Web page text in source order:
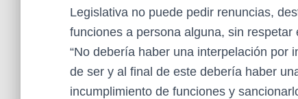
Legislativa no puede pedir renuncias,
funciones a persona alguna, sin respetar
“No debería haber una interpelación por
de ser y al final de este debería haber
incumplimiento de funciones y